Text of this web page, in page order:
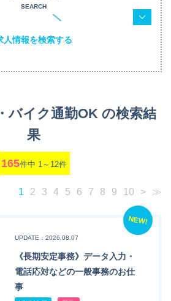
SEARCH
人情報を検索する
バイク通勤OK の検索結
果
165件中 1～12件
1 2 3 4 5 6 7 8 9 10 > ≫
NEW!
UPDATE：2026.08.07
《長期安定事務》データ入力・
電話応対などの一般事務のお仕
事